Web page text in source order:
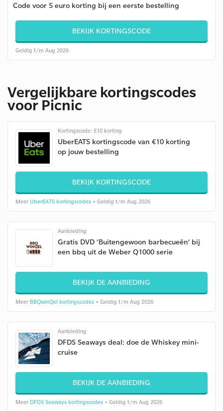
Code voor 5 euro korting bij een eerste bestelling
BEKIJK KORTINGSCODE
Geldig t/m Aug 2026
Vergelijkbare kortingscodes
voor Picnic
Kortingscode: €10 korting
UberEATS kortingscode van €10 korting
op jouw bestelling
BEKIJK KORTINGSCODE
Meer UberEATS kortingscodes • Geldig t/m Aug 2026
Aanbieding
Gratis DVD ‘Buitengewoon barbecueën’ bij
een bbq uit de Weber Q1000 serie
BEKIJK DE AANBIEDING
Meer BBQwinQel kortingscodes • Geldig t/m Aug 2026
Aanbieding
DFDS Seaways deal: doe de Whiskey mini-
cruise
BEKIJK DE AANBIEDING
Meer DFDS Seaways kortingscodes • Geldig t/m Aug 2026